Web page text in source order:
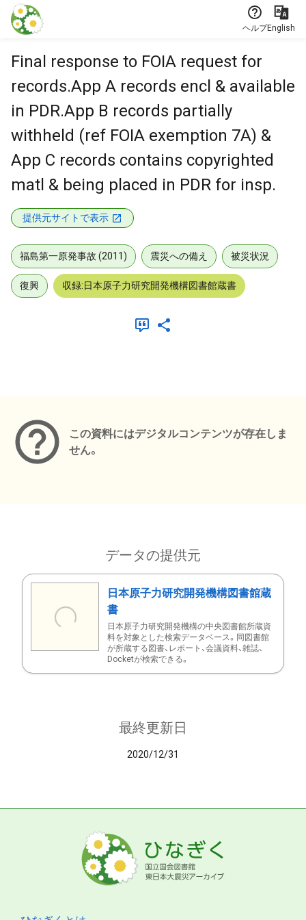
本文に飛ぶ
ヘルプEnglish
Final response to FOIA request for
records.App A records encl & available
in PDR.App B records partially
withheld (ref FOIA exemption 7A) &
App C records contains copyrighted
matl & being placed in PDR for insp.
提供元サイトで表示
福島第一原発事故 (2011) 震災への備え 被災状況
復興 収録:日本原子力研究開発機構図書館蔵書
この資料にはデジタルコンテンツが存在しま
せん。
データの提供元
日本原子力研究開発機構図書館蔵
書
日本原子力研究開発機構の中央図書館所蔵資
料を対象とした検索データベース。同図書館
が所蔵する図書、レポート、会議資料、雑誌、
Docketが検索できる。
最終更新日
2020/12/31